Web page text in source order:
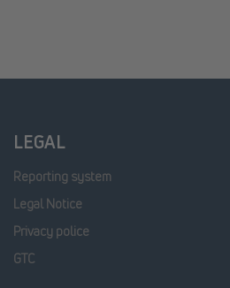
LEGAL
Reporting system
Legal Notice
Privacy police
GTC